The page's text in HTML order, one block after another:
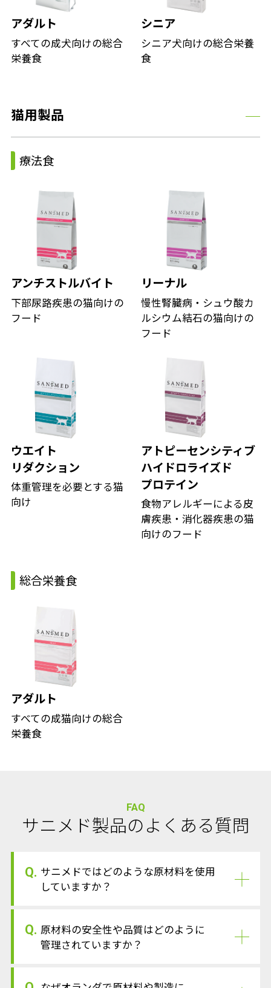
アダルト
すべての成犬向けの総合
栄養食
シニア
シニア犬向けの総合栄養
食
猫用製品
療法食
アンチストルバイト
下部尿路疾患の猫向けの
フード
リーナル
慢性腎臓病・シュウ酸カ
ルシウム結石の猫向けの
フード
ウエイト
リダクション
体重管理を必要とする猫
向け
アトピーセンシティブ
ハイドロライズド
プロテイン
食物アレルギーによる皮
膚疾患・消化器疾患の猫
向けのフード
総合栄養食
アダルト
すべての成猫向けの総合
栄養食
FAQ
サニメド製品のよくある質問
Q. サニメドではどのような原材料を使用
していますか？
Q. 原材料の安全性や品質はどのように
管理されていますか？